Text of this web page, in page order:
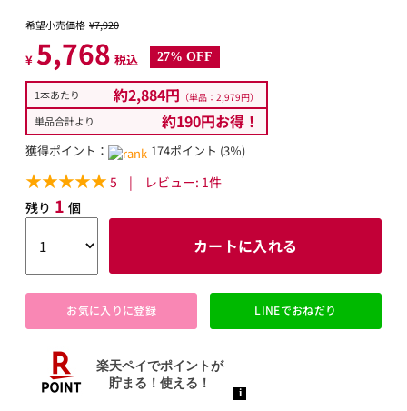
希望小売価格 ¥7,920
¥ 5,768 税込 27% OFF
1本あたり 約2,884円 （単品：2,979円）
単品合計より 約190円お得！
獲得ポイント： 174ポイント (3％)
5 | レビュー: 1件
残り 1 個
カートに入れる
お気に入りに登録 LINEでおねだり